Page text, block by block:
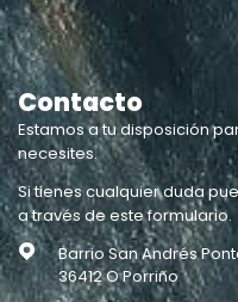
ES
Contacto
Estamos a tu disposición
necesites.
Si tienes cualquier duda
a través de este formulario.
Barrio San Andrés
36412 O Porriño